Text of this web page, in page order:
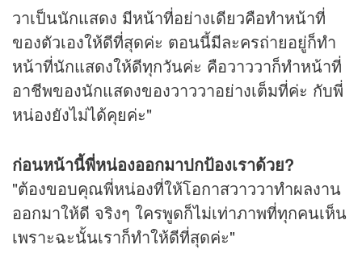
วาเป็นนักแสดง มีหน้าที่อย่างเดียวคือทำหน้าที่
ของตัวเองให้ดีที่สุดค่ะ ตอนนี้มีละครถ่ายอยู่ก็ทำ
หน้าที่นักแสดงให้ดีทุกวันค่ะ คือวาววาก็ทำหน้าที่
อาชีพของนักแสดงของวาววาอย่างเต็มที่ค่ะ กับพี่
หน่องยังไม่ได้คุยค่ะ"
ก่อนหน้านี้พี่หน่องออกมาปกป้องเราด้วย?
"ต้องขอบคุณพี่หน่องที่ให้โอกาสวาววาทำผลงาน
ออกมาให้ดี จริงๆ ใครพูดก็ไม่เท่าภาพที่ทุกคนเห็น
เพราะฉะนั้นเราก็ทำให้ดีที่สุดค่ะ"